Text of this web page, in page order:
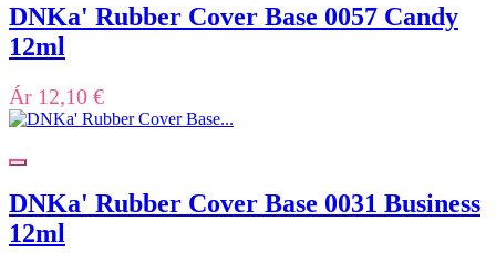
DNKa' Rubber Cover Base 0057 Candy
12ml
Ár 12,10 €
DNKa' Rubber Cover Base 0031 Business
12ml